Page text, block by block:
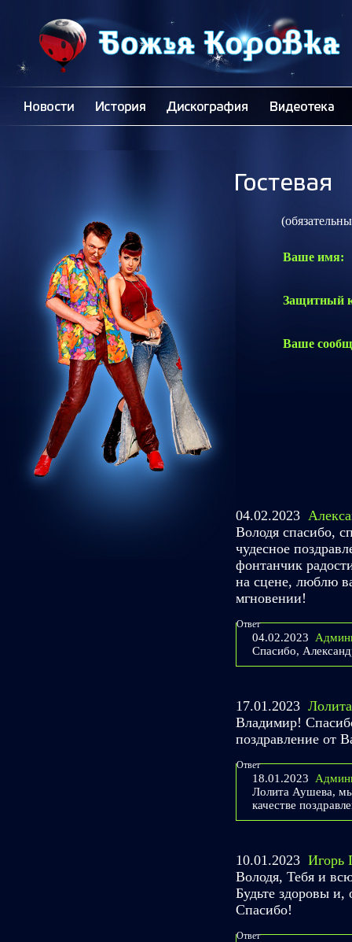
Ваше имя:
Защитный
Ваше
04.02.2023
Володя спасибо,
чудесное
фонтанчик
на сцене, люблю
мгновении!
Ответ
04.02.2023
Спасибо,
17.01.2023
Владимир!
поздравление от
Ответ
18.01.2023
Лолита Аушева,
качестве
10.01.2023 Игорь
Володя, Тебя и
Будьте здоровы и,
Спасибо!
Ответ